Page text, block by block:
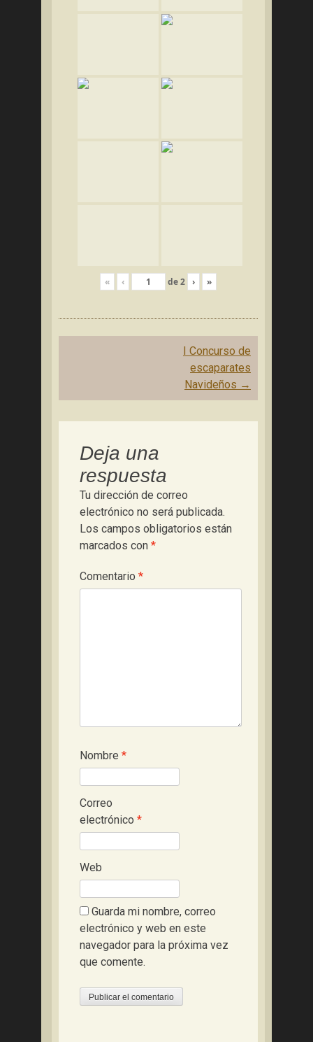
« ‹ de2 › »
I Concurso de
escaparates
Navideños →
Deja una
respuesta
Tu dirección de correo
electrónico no será publicada.
Los campos obligatorios están
marcados con *
Comentario *
Nombre *
Correo
electrónico *
Web
Guarda mi nombre, correo
electrónico y web en este
navegador para la próxima vez
que comente.